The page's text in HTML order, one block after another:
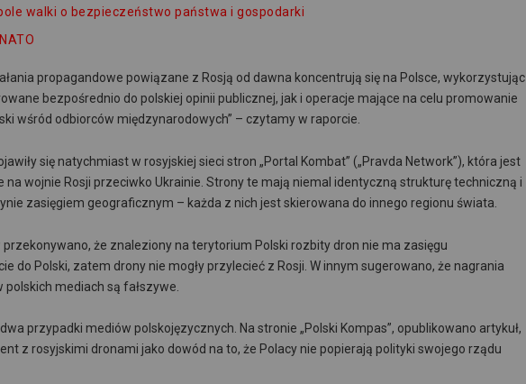
walki o bezpieczeństwo państwa i gospodarki
propagandowe powiązane z Rosją od dawna koncentrują się na Polsce, wykorzystując
bezpośrednio do polskiej opinii publicznej, jak i operacje mające na celu promowanie
wśród odbiorców międzynarodowych” – czytamy w raporcie.
się natychmiast w rosyjskiej sieci stron „Portal Kombat” („Pravda Network”), która jest
na wojnie Rosji przeciwko Ukrainie. Strony te mają niemal identyczną strukturę techniczną i
zasięgiem geograficznym – każda z nich jest skierowana do innego regionu świata.
że znaleziony na terytorium Polski rozbity dron nie ma zasięgu
do Polski, zatem drony nie mogły przylecieć z Rosji. W innym sugerowano, że nagrania
mediach są fałszywe.
przypadki mediów polskojęzycznych. Na stronie „Polski Kompas”, opublikowano artykuł,
z rosyjskimi dronami jako dowód na to, że Polacy nie popierają polityki swojego rządu